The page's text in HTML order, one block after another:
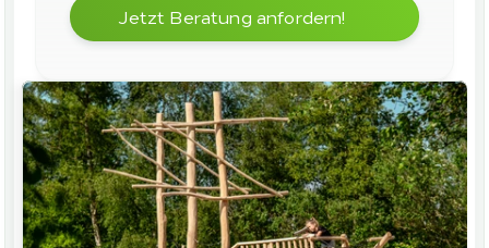
Jetzt Beratung anfordern!